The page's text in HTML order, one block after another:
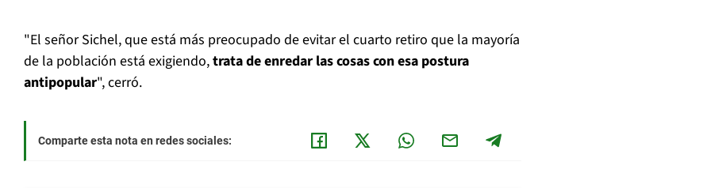
"El señor Sichel, que está más preocupado de evitar el cuarto retiro que la mayoría
de la población está exigiendo,trata de enredar las cosas con esa postura
antipopular", cerró.
Comparte esta nota en redes sociales: